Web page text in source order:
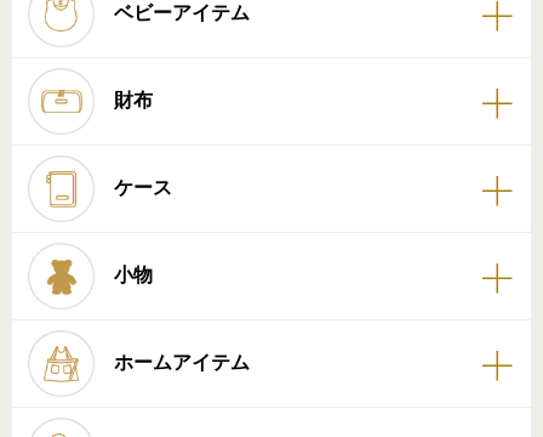
ベビーアイテム
財布
ケース
小物
ホームアイテム